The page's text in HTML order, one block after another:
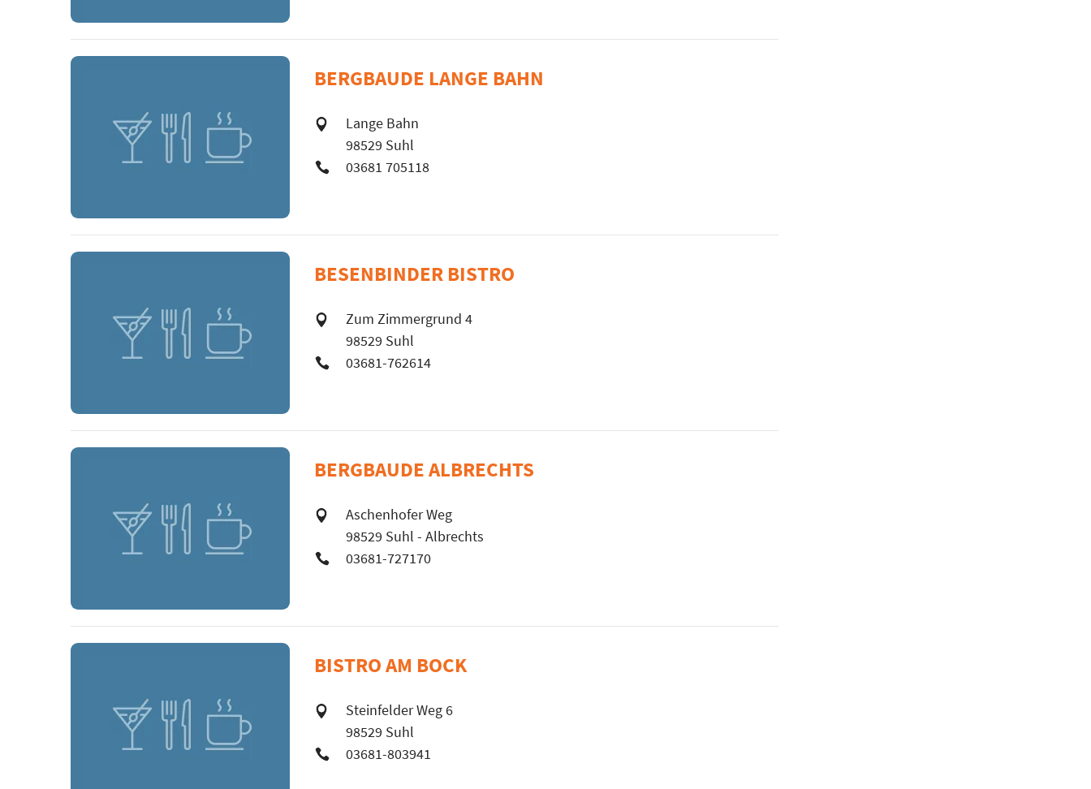
BERGBAUDE LANGE BAHN
Lange Bahn
98529 Suhl
03681 705118
BESENBINDER BISTRO
Zum Zimmergrund 4
98529 Suhl
03681-762614
BERGBAUDE ALBRECHTS
Aschenhofer Weg
98529 Suhl - Albrechts
03681-727170
BISTRO AM BOCK
Steinfelder Weg 6
98529 Suhl
03681-803941